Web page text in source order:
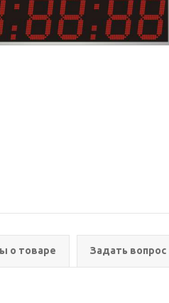
о товаре Задать вопрос